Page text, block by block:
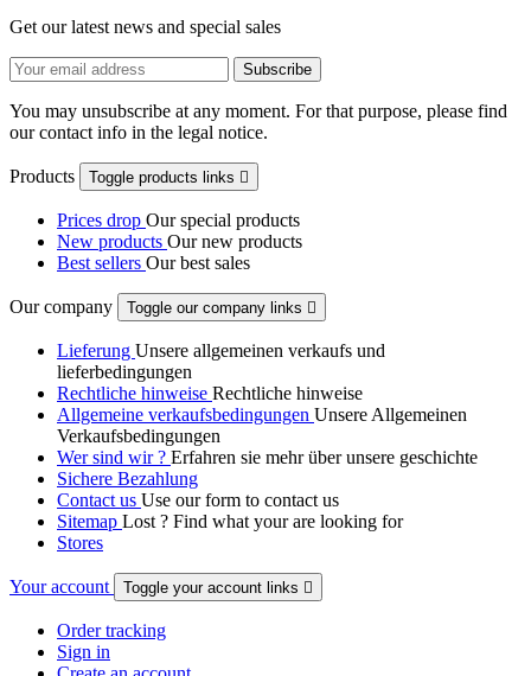
Get our latest news and special sales
You may unsubscribe at any moment. For that purpose, please find
our contact info in the legal notice.
Products Toggle products links 
Prices drop Our special products
New products Our new products
Best sellers Our best sales
Our company Toggle our company links 
Lieferung Unsere allgemeinen verkaufs und
lieferbedingungen
Rechtliche hinweise Rechtliche hinweise
Allgemeine verkaufsbedingungen Unsere Allgemeinen
Verkaufsbedingungen
Wer sind wir ? Erfahren sie mehr über unsere geschichte
Sichere Bezahlung
Contact us Use our form to contact us
Sitemap Lost ? Find what your are looking for
Stores
Your account Toggle your account links 
Order tracking
Sign in